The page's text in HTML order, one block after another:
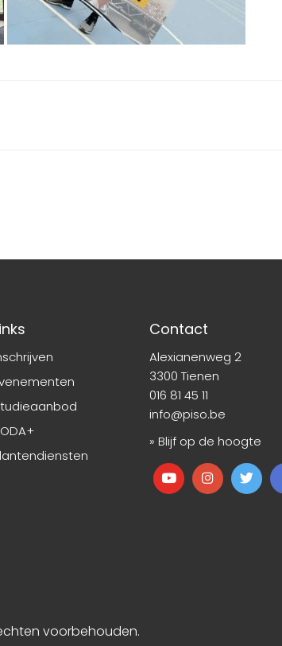
Contact
Alexianenweg 2
3300 Tienen
016 81 45 11
info@piso.be
» Blijf op de hoogte
voorbehouden.